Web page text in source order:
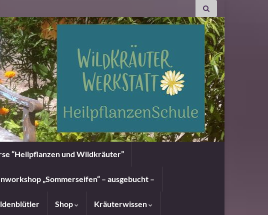
“Heilpflanzen und Wildkräuter”
„Sommerseifen“ – ausgebucht –
Shop Kräuterwissen